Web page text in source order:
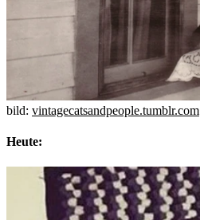
bild: vintagecatsandpeople.tumblr.com
Heute: